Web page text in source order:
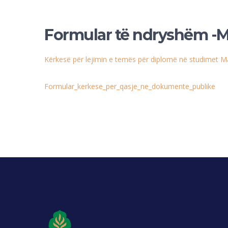
Formular të ndryshëm -
Kërkesë për lejimin e temës për diplomë në studimet
Formular_kerkese_per_qasje_ne_dokumente_publike